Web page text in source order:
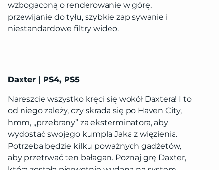
wzbogaconą o renderowanie w górę,
przewijanie do tyłu, szybkie zapisywanie i
niestandardowe filtry wideo.
Daxter | PS4, PS5
Nareszcie wszystko kręci się wokół Daxtera! I to
od niego zależy, czy skrada się po Haven City,
hmm, „przebrany” za eksterminatora, aby
wydostać swojego kumpla Jaka z więzienia.
Potrzeba będzie kilku poważnych gadżetów,
aby przetrwać ten bałagan. Poznaj grę Daxter,